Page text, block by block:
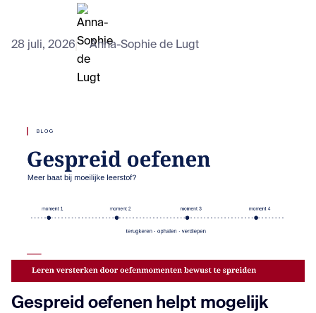
28 juli, 2026 Anna-Sophie de Lugt
Gespreid oefenen helpt mogelijk